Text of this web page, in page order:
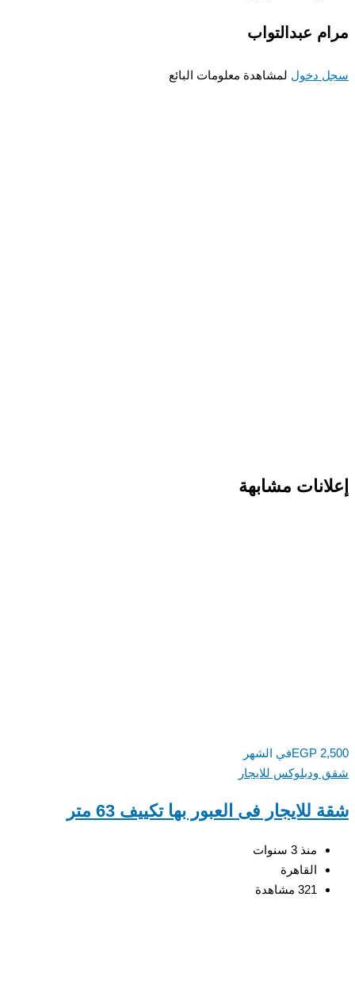
عبدالتواب
دخوللمشاهدة معلومات البائع
مشابهة
EGP في الشهر
للايجار
للايجار فى العبور بها تكييف 63 متر
منذ 3 سنوات
القاهرة
321 مشاهدة